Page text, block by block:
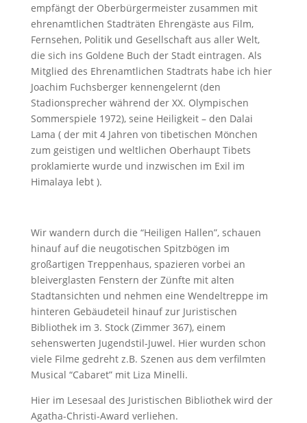
empfängt der Oberbürgermeister zusammen mit
ehrenamtlichen Stadträten Ehrengäste aus Film,
Fernsehen, Politik und Gesellschaft aus aller Welt,
die sich ins Goldene Buch der Stadt eintragen. Als
Mitglied des Ehrenamtlichen Stadtrats habe ich hier
Joachim Fuchsberger kennengelernt (den
Stadionsprecher während der XX. Olympischen
Sommerspiele 1972), seine Heiligkeit – den Dalai
Lama ( der mit 4 Jahren von tibetischen Mönchen
zum geistigen und weltlichen Oberhaupt Tibets
proklamierte wurde und inzwischen im Exil im
Himalaya lebt ).
Wir wandern durch die “Heiligen Hallen”, schauen
hinauf auf die neugotischen Spitzbögen im
großartigen Treppenhaus, spazieren vorbei an
bleiverglasten Fenstern der Zünfte mit alten
Stadtansichten und nehmen eine Wendeltreppe im
hinteren Gebäudeteil hinauf zur Juristischen
Bibliothek im 3. Stock (Zimmer 367), einem
sehenswerten Jugendstil-Juwel. Hier wurden schon
viele Filme gedreht z.B. Szenen aus dem verfilmten
Musical “Cabaret” mit Liza Minelli.
Hier im Lesesaal des Juristischen Bibliothek wird der
Agatha-Christi-Award verliehen.